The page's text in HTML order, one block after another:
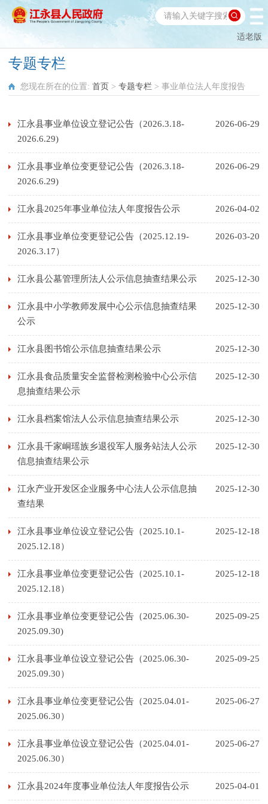
适老版
专题专栏
您现在所在的位置: 首页 > 专题专栏 > 事业单位法人年度报告
2026-06-29
江永县事业单位设立登记公告（2026.3.18-
2026.6.29)
2026-06-29
江永县事业单位变更登记公告（2026.3.18-
2026.6.29)
2026-04-02
江永县2025年事业单位法人年度报告公示
2026-03-20
江永县事业单位变更登记公告（2025.12.19-
2026.3.17）
2025-12-30
江永县公墓管理所法人公示信息抽查结果公示
2025-12-30
江永县中小学教师发展中心公示信息抽查结果
公示
2025-12-30
江永县图书馆公示信息抽查结果公示
2025-12-30
江永县食品质量安全监督检测检验中心公示信
息抽查结果公示
2025-12-30
江永县档案馆法人公示信息抽查结果公示
2025-12-30
江永县千家峒瑶族乡退役军人服务站法人公示
信息抽查结果公示
2025-12-30
江永产业开发区企业服务中心法人公示信息抽
查结果
2025-12-18
江永县事业单位设立登记公告（2025.10.1-
2025.12.18）
2025-12-18
江永县事业单位变更登记公告（2025.10.1-
2025.12.18）
2025-09-25
江永县事业单位变更登记公告（2025.06.30-
2025.09.30)
2025-09-25
江永县事业单位设立登记公告（2025.06.30-
2025.09.30）
2025-06-27
江永县事业单位变更登记公告（2025.04.01-
2025.06.30）
2025-06-27
江永县事业单位设立登记公告（2025.04.01-
2025.06.30）
2025-04-01
江永县2024年度事业单位法人年度报告公示